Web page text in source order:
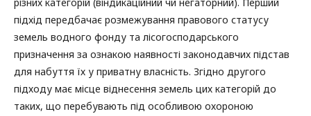
підхід передбачає розмежування правового статусу
земель водного фонду та лісогосподарського
призначення за ознакою наявності законодавчих підстав
для набуття їх у приватну власність. Згідно другого
підходу має місце віднесення земель цих категорій до
таких, що перебувають під особливою охороною